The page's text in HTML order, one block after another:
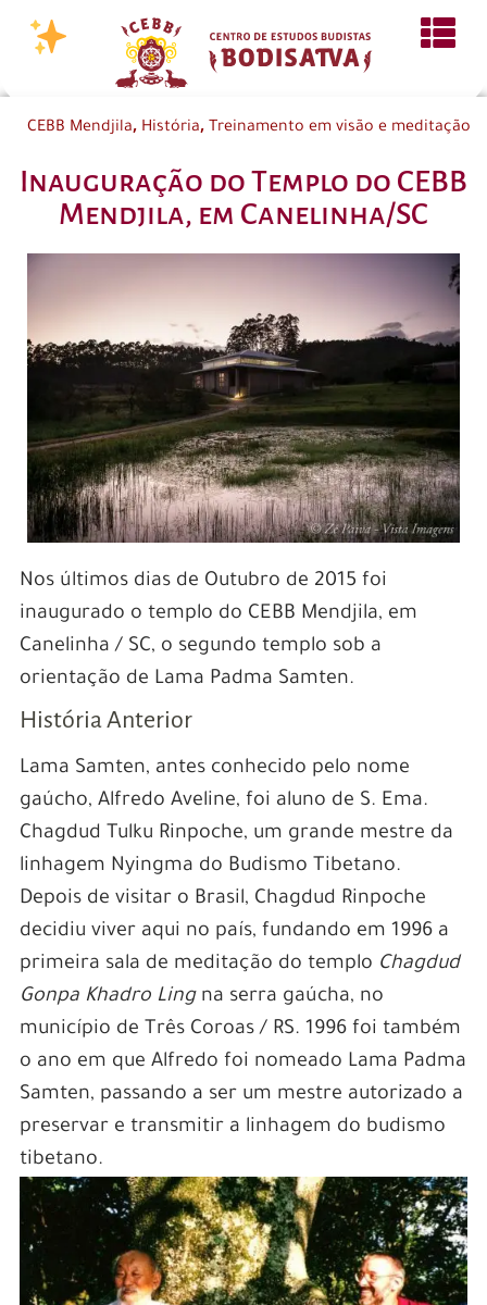
CEBB Mendjila, História, Treinamento em visão e meditação
Inauguração do Templo do CEBB
Mendjila, em Canelinha/SC
Nos últimos dias de Outubro de 2015 foi
inaugurado o templo do CEBB Mendjila, em
Canelinha / SC, o segundo templo sob a
orientação de Lama Padma Samten.
História Anterior
Lama Samten, antes conhecido pelo nome
gaúcho, Alfredo Aveline, foi aluno de S. Ema.
Chagdud Tulku Rinpoche, um grande mestre da
linhagem Nyingma do Budismo Tibetano.
Depois de visitar o Brasil, Chagdud Rinpoche
decidiu viver aqui no país, fundando em 1996 a
primeira sala de meditação do templo Chagdud
Gonpa Khadro Lingna serra gaúcha, no
município de Três Coroas / RS. 1996 foi também
o ano em que Alfredo foi nomeado Lama Padma
Samten, passando a ser um mestre autorizado a
preservar e transmitir a linhagem do budismo
tibetano.